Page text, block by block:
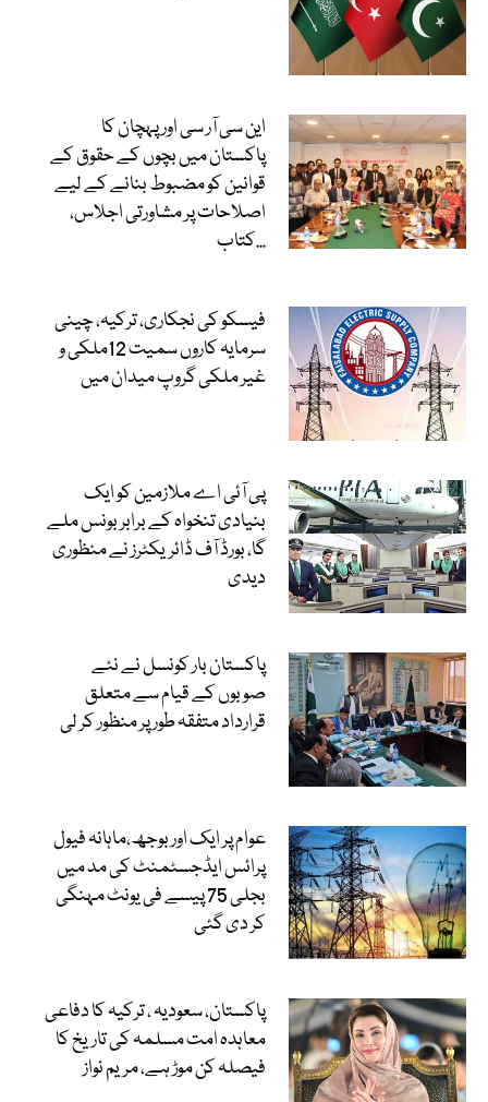
این سی آر سی اور پہچان کا
پاکستان میں بچوں کے حقوق کے
قوانین کو مضبوط بنانے کے لیے
اصلاحات پر مشاورتی اجلاس،
کتاب...
فیسکو کی نجکاری، ترکیہ، چینی
سرمایہ کاروں سمیت 12ملکی و
غیر ملکی گروپ میدان میں
پی آئی اے ملازمین کو ایک
بنیادی تنخواہ کے برابر بونس ملے
گا، بورڈ آف ڈائریکٹرز نے منظوری
دیدی
پاکستان بار کونسل نے نئے
صوبوں کے قیام سے متعلق
قرارداد متفقہ طور پر منظور کر لی
عوام پر ایک اور بوجھ،ماہانہ فیول
پرائس ایڈجسٹمنٹ کی مد میں
بجلی 75 پیسے فی یونٹ مہنگی
کر دی گئی
پاکستان، سعودیہ ، ترکیہ کا دفاعی
معاہدہ امت مسلمہ کی تاریخ کا
فیصلہ کن موڑ ہے، مریم نواز